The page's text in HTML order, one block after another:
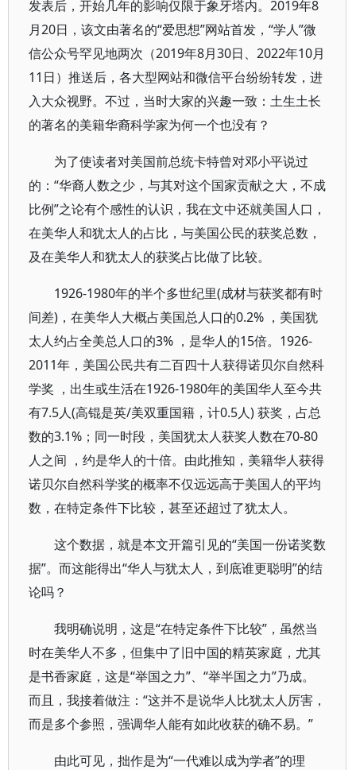
发表后，开始几年的影响仅限于象牙塔内。2019年8
月20日，该文由著名的“爱思想”网站首发，“学人”微
信公众号罕见地两次（2019年8月30日、2022年10月
11日）推送后，各大型网站和微信平台纷纷转发，进
入大众视野。不过，当时大家的兴趣一致：土生土长
的著名的美籍华裔科学家为何一个也没有？
为了使读者对美国前总统卡特曾对邓小平说过
的：“华裔人数之少，与其对这个国家贡献之大，不成
比例”之论有个感性的认识，我在文中还就美国人口，
在美华人和犹太人的占比，与美国公民的获奖总数，
及在美华人和犹太人的获奖占比做了比较。
1926-1980年的半个多世纪里(成材与获奖都有时
间差)，在美华人大概占美国总人口的0.2% ，美国犹
太人约占全美总人口的3% ，是华人的15倍。1926-
2011年，美国公民共有二百四十人获得诺贝尔自然科
学奖 ，出生或生活在1926-1980年的美国华人至今共
有7.5人(高锟是英/美双重国籍，计0.5人) 获奖，占总
数的3.1%；同一时段，美国犹太人获奖人数在70-80
人之间 ，约是华人的十倍。由此推知，美籍华人获得
诺贝尔自然科学奖的概率不仅远远高于美国人的平均
数，在特定条件下比较，甚至还超过了犹太人。
这个数据，就是本文开篇引见的“美国一份诺奖数
据”。而这能得出“华人与犹太人，到底谁更聪明”的结
论吗？
我明确说明，这是“在特定条件下比较”，虽然当
时在美华人不多，但集中了旧中国的精英家庭，尤其
是书香家庭，这是“举国之力”、“举半国之力”乃成。
而且，我接着做注：“这并不是说华人比犹太人厉害，
而是多个参照，强调华人能有如此收获的确不易。”
由此可见，拙作是为“一代难以成为学者”的理